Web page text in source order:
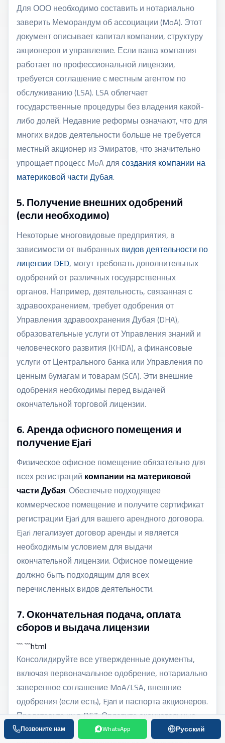
Для ООО необходимо составить и нотариально
заверить Меморандум об ассоциации (MoA). Этот
документ описывает капитал компании, структуру
акционеров и управление. Если ваша компания
работает по профессиональной лицензии,
требуется соглашение с местным агентом по
обслуживанию (LSA). LSA облегчает
государственные процедуры без владения какой-
либо долей. Недавние реформы означают, что для
многих видов деятельности больше не требуется
местный акционер из Эмиратов, что значительно
упрощает процесс MoA длясоздания компании на
материковой части Дубая.
5. Получение внешних одобрений
(если необходимо)
Некоторые многовидовые предприятия, в
зависимости от выбранныхвидов деятельности по
лицензии DED, могут требовать дополнительных
одобрений от различных государственных
органов. Например, деятельность, связанная с
здравоохранением, требует одобрения от
Управления здравоохранения Дубая (DHA),
образовательные услуги от Управления знаний и
человеческого развития (KHDA), а финансовые
услуги от Центрального банка или Управления по
ценным бумагам и товарам (SCA). Эти внешние
одобрения необходимы перед выдачей
окончательной торговой лицензии.
6. Аренда офисного помещения и
получение Ejari
Физическое офисное помещение обязательно для
всех регистраций компании на материковой
части Дубая. Обеспечьте подходящее
коммерческое помещение и получите сертификат
регистрации Ejari для вашего арендного договора.
Ejari легализует договор аренды и является
необходимым условием для выдачи
окончательной лицензии. Офисное помещение
должно быть подходящим для всех
перечисленных видов деятельности.
7. Окончательная подача, оплата
сборов и выдача лицензии
``` ```html
Консолидируйте все утвержденные документы,
включая первоначальное одобрение, нотариально
заверенное соглашение MoA/LSA, внешние
одобрения (если есть), Ejari и паспорта акционеров.
Представьте их в DET. Оплатите окончательные
лицензионные сборы, которые могут
Позвоните нам WhatsApp Русский